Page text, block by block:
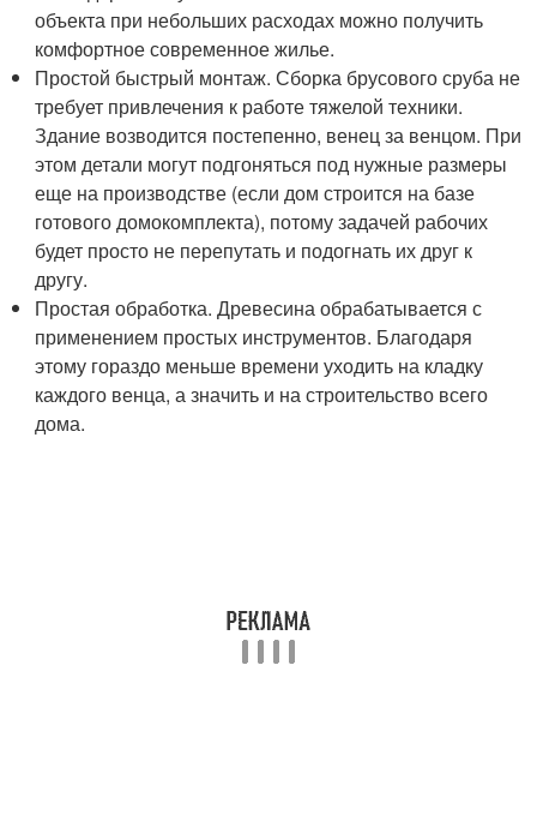
объекта при небольших расходах можно получить
комфортное современное жилье.
Простой быстрый монтаж. Сборка брусового сруба не
требует привлечения к работе тяжелой техники.
Здание возводится постепенно, венец за венцом. При
этом детали могут подгоняться под нужные размеры
еще на производстве (если дом строится на базе
готового домокомплекта), потому задачей рабочих
будет просто не перепутать и подогнать их друг к
другу.
Простая обработка. Древесина обрабатывается с
применением простых инструментов. Благодаря
этому гораздо меньше времени уходить на кладку
каждого венца, а значить и на строительство всего
дома.